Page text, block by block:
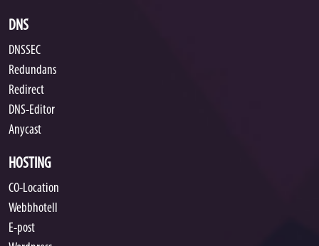
DNS
DNSSEC
Redundans
Redirect
DNS-Editor
Anycast
HOSTING
CO-Location
Webbhotell
E-post